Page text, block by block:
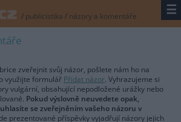
/ publicistika / názory a komentáře ☰
zveřejnit svůj názor, pošlete nám ho na
využijte formulář Přidat názor. Vyhrazujeme si
vulgární, obsahující nepodložené urážky nebo
Pokud výslovně neuvedete opak,
se zveřejněním vašeho názoru v
prezentované příspěvky vyjadřují názory jejich